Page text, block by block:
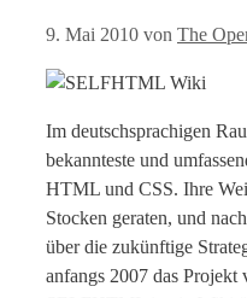
9. Mai 2010 von The
Im deutschsprachigen
bekannteste und
HTML und CSS. Ihre
Stocken geraten, und
über die zukünftige
anfangs 2007 das